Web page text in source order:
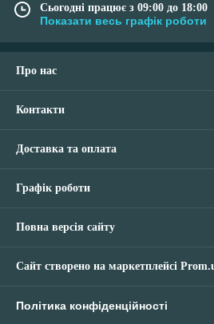
Сьогодні працює з 09:00 до 18:00
Показати весь графік роботи
Про нас
Контакти
Доставка та оплата
Графік роботи
Повна версія сайту
Сайт створено на маркетплейсі
Політика конфіденційності